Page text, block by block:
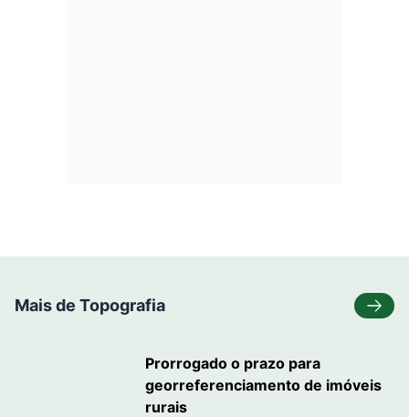
Mais de Topografia
Prorrogado o prazo para
georreferenciamento de imóveis
rurais